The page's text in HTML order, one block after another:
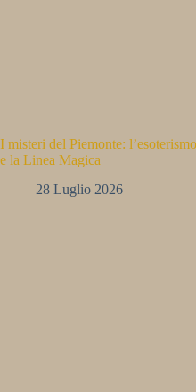
I misteri del Piemonte:
e la Linea Magica
28 Luglio 2026